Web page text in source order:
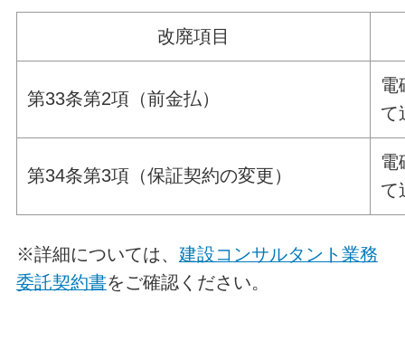
改廃項目
第33条第2項（前金払）
電
て
第34条第3項（保証契約の変更）
電
て
※詳細については、 建設コンサルタント業務
委託契約書をご確認ください。